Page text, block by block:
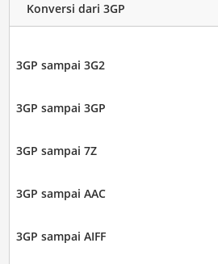
Konversi dari 3GP
3GP sampai 3G2
3GP sampai 3GP
3GP sampai 7Z
3GP sampai AAC
3GP sampai AIFF